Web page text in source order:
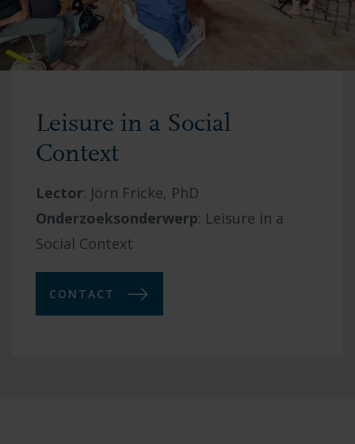
Leisure in a Social
Context
Lector: Jörn Fricke, PhD
Onderzoeksonderwerp: Leisure in a
Social Context
CONTACT